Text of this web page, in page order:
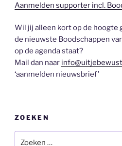
Aanmelden supporter incl.
Wil jij alleen kort op de hoogte
de nieuwste Boodschappen
op de agenda staat?
Mail dan naar
‘aanmelden nieuwsbrief’
ZOEKEN